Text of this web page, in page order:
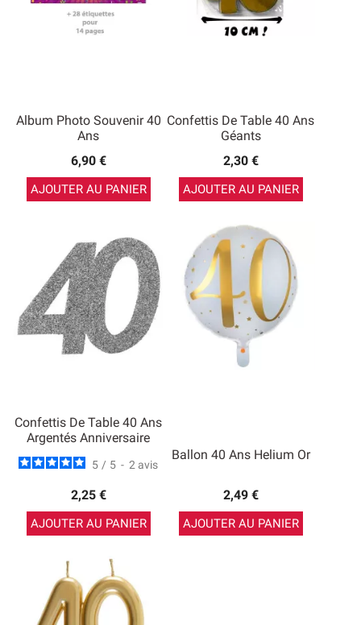
Album Photo Souvenir 40
Ans
6,90 €
AJOUTER AU PANIER
Confettis De Table 40 Ans
Géants
2,30 €
AJOUTER AU PANIER
Confettis De Table 40 Ans
Argentés Anniversaire
5 / 5 - 2 avis
2,25 €
AJOUTER AU PANIER
Ballon 40 Ans Helium Or
2,49 €
AJOUTER AU PANIER